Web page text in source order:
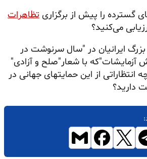
گسترده را پیش از برگزاری تظاهرات
می‌کنید؟
ایرانیان در "سال سرنوشت در
با شعار"صلح و آزادی"
از این حمایتهای جهانی در
دارید؟